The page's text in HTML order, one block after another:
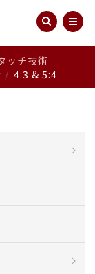
ッチ技術
4:3 & 5:4